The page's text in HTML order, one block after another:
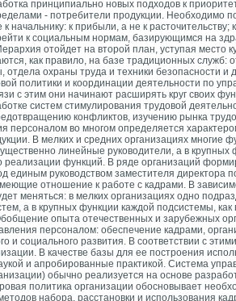
принципиально новых подходов к
- потребители продукции. Необходимо
начальнику: к прибыли, а не к расточительству;
к социальным нормам, базирующимся на
отойдет на второй план, уступая место
как правило, на базе традиционных служб:
отдела охраны труда и техники безопасности и
политики и координации деятельности по
с этим они начинают расширять круг своих
систем стимулирования трудовой
конфликтов, изучению рынка
персоналом во многом определяется
В мелких и средних организациях многие
линейные руководители, а в
реализации функций. В ряде организаций
единым руководством заместителя директора
отношение к работе с кадрами. В
меняться: в мелких организациях одно
а в крупных функции каждой подсистемы,
опыта отечественных и зарубежных
персоналом: обеспечение кадрами,
и социального развития. В соответствии с
В качестве базы для ее построения
и апробированные практикой. Система
обычно реализуется на основе
политика организации обосновывает
набора, расстановки и использования